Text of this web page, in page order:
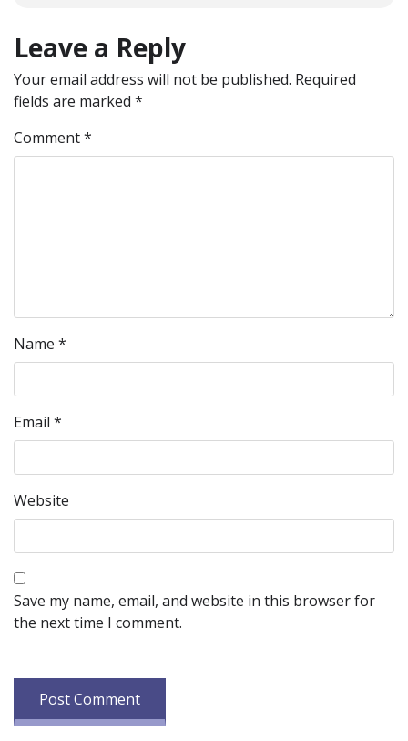
Leave a Reply
Your email address will not be published. Required
fields are marked *
Comment*
Name *
Email *
Website
Save my name, email, and website in this browser for
the next time I comment.